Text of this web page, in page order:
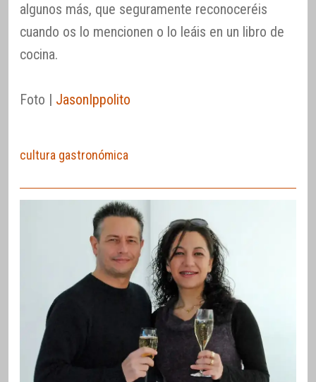
algunos más, que seguramente reconoceréis
cuando os lo mencionen o lo leáis en un libro de
cocina.
Foto | JasonIppolito
cultura gastronómica